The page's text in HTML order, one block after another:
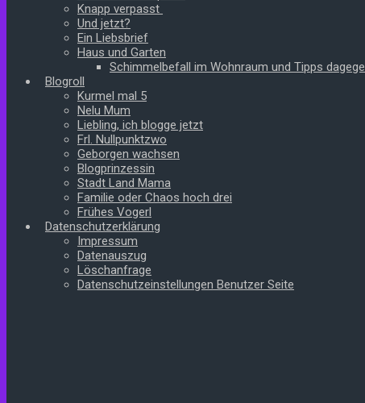
Knapp verpasst
Und jetzt?
Ein Liebsbrief
Haus und Garten
Schimmelbefall im Wohnraum und Tipps
Blogroll
Kurmel mal 5
Nelu Mum
Liebling, ich blogge jetzt
Frl. Nullpunktzwo
Geborgen wachsen
Blogprinzessin
Stadt Land Mama
Familie oder Chaos hoch drei
Frühes Vogerl
Datenschutzerklärung
Impressum
Datenauszug
Löschanfrage
Datenschutzeinstellungen Benutzer Seite